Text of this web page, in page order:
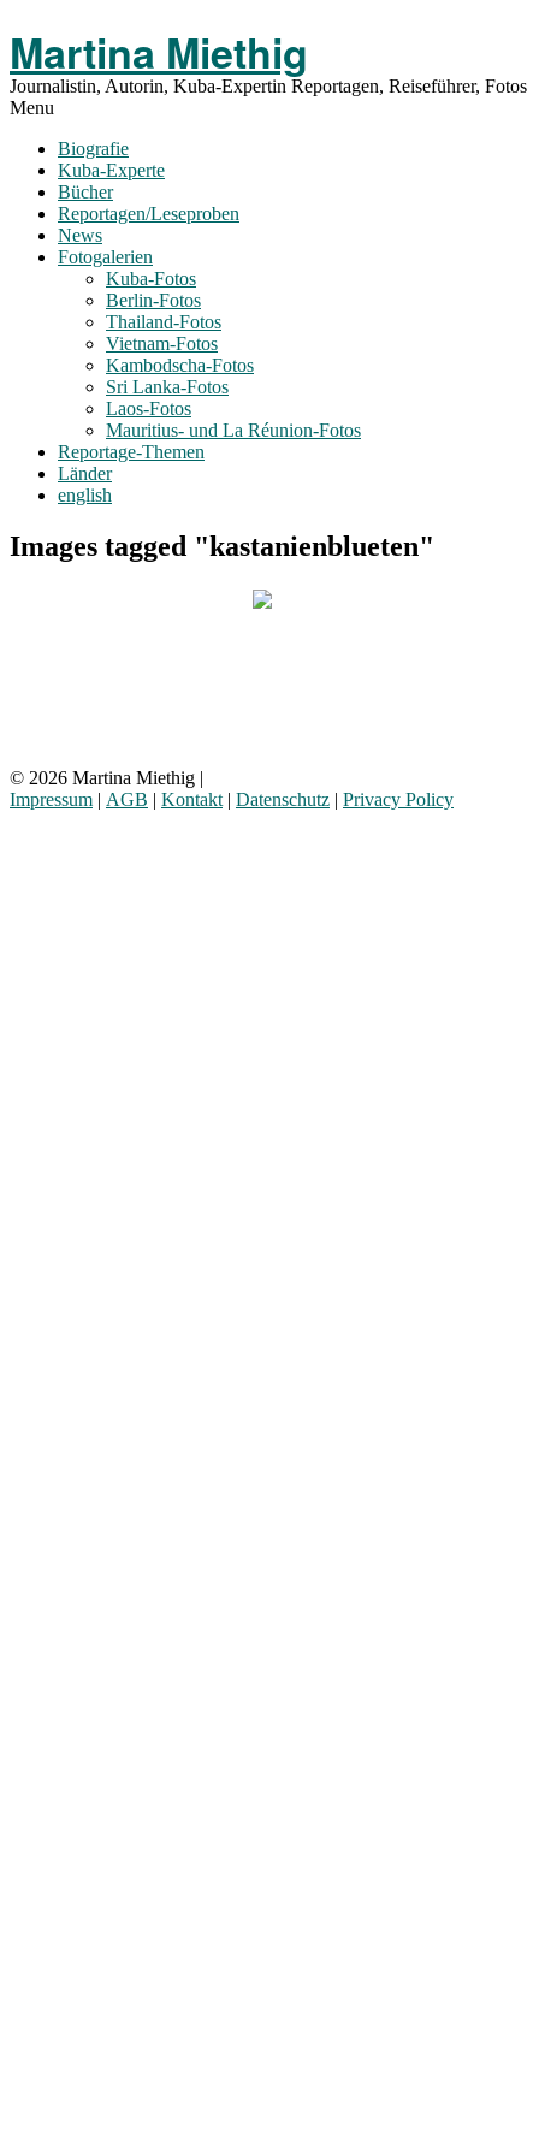
Menu
Martina Miethig
Journalistin, Autorin, Kuba-Expertin Reportagen, Reiseführer, Fotos
Menu
Biografie
Kuba-Experte
Bücher
Reportagen/Leseproben
News
Fotogalerien
Kuba-Fotos
Berlin-Fotos
Thailand-Fotos
Vietnam-Fotos
Kambodscha-Fotos
Sri Lanka-Fotos
Laos-Fotos
Mauritius- und La Réunion-Fotos
Reportage-Themen
Länder
english
Images tagged "kastanienblueten"
© 2026 Martina Miethig |
Impressum | AGB | Kontakt | Datenschutz | Privacy Policy